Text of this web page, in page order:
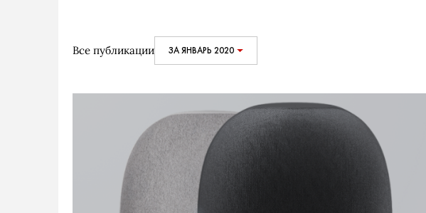
Все публикации ЗА ЯНВАРЬ 2020